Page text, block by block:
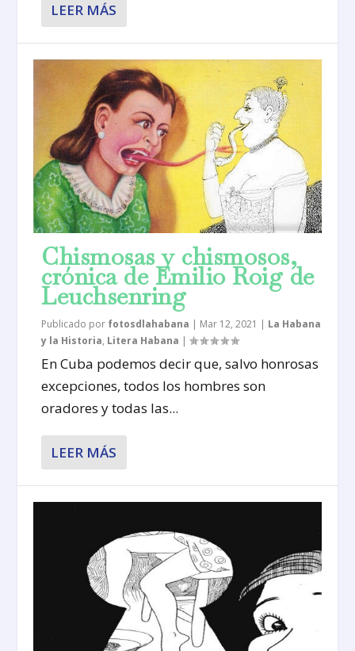
LEER MÁS
Chismosas y chismosos,
crónica de Emilio Roig de
Leuchsenring
Publicado por fotosdlahabana | Mar 12, 2021 | La Habana
y la Historia, Litera Habana |
En Cuba podemos decir que, salvo honrosas
excepciones, todos los hombres son
oradores y todas las...
LEER MÁS